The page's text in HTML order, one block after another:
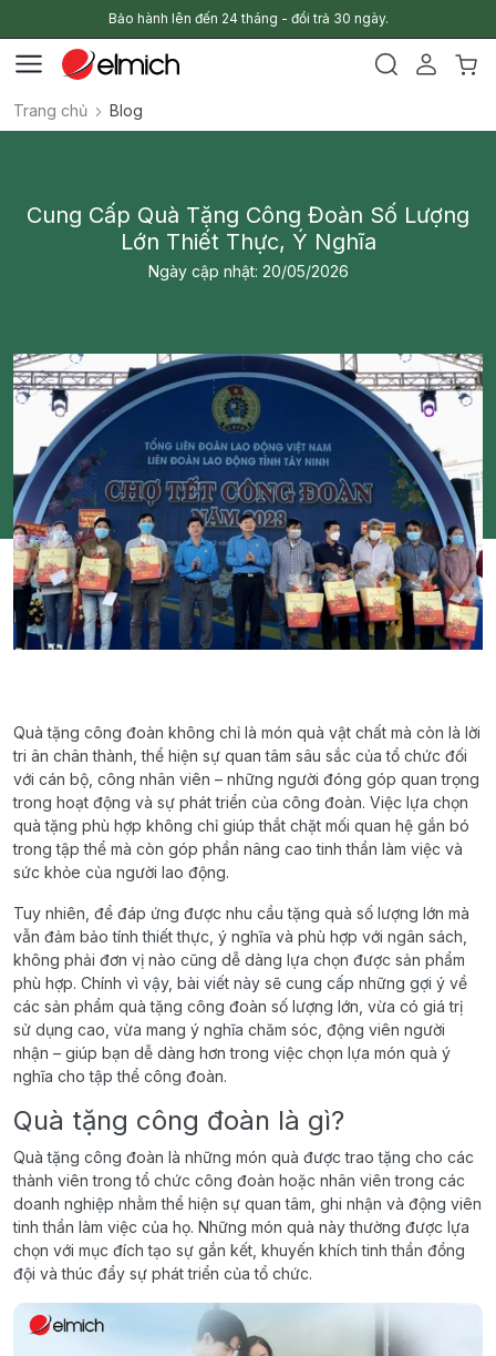
Bảo hành lên đến 24 tháng - đổi trả 30 ngày.
Trang chủ Blog
Cung Cấp Quà Tặng Công Đoàn Số Lượng
Lớn Thiết Thực, Ý Nghĩa
Ngày cập nhật: 20/05/2026
Quà tặng công đoàn không chỉ là món quà vật chất mà còn là lời
tri ân chân thành, thể hiện sự quan tâm sâu sắc của tổ chức đối
với cán bộ, công nhân viên – những người đóng góp quan trọng
trong hoạt động và sự phát triển của công đoàn. Việc lựa chọn
quà tặng phù hợp không chỉ giúp thắt chặt mối quan hệ gắn bó
trong tập thể mà còn góp phần nâng cao tinh thần làm việc và
sức khỏe của người lao động.
Tuy nhiên, để đáp ứng được nhu cầu tặng quà số lượng lớn mà
vẫn đảm bảo tính thiết thực, ý nghĩa và phù hợp với ngân sách,
không phải đơn vị nào cũng dễ dàng lựa chọn được sản phẩm
phù hợp. Chính vì vậy, bài viết này sẽ cung cấp những gợi ý về
các sản phẩm quà tặng công đoàn số lượng lớn, vừa có giá trị
sử dụng cao, vừa mang ý nghĩa chăm sóc, động viên người
nhận – giúp bạn dễ dàng hơn trong việc chọn lựa món quà ý
nghĩa cho tập thể công đoàn.
Quà tặng công đoàn là gì?
Quà tặng công đoàn là những món quà được trao tặng cho các
thành viên trong tổ chức công đoàn hoặc nhân viên trong các
doanh nghiệp nhằm thể hiện sự quan tâm, ghi nhận và động viên
tinh thần làm việc của họ. Những món quà này thường được lựa
chọn với mục đích tạo sự gắn kết, khuyến khích tinh thần đồng
đội và thúc đẩy sự phát triển của tổ chức.